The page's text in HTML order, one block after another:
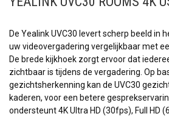
De Yealink UVC30 levert scherp beeld in
uw videovergadering vergelijkbaar met
De brede kijkhoek zorgt ervoor dat
zichtbaar is tijdens de vergadering. Op
gezichtsherkenning kan de UVC30
kaderen, voor een betere
ondersteunt 4K Ultra HD (30fps), Full HD